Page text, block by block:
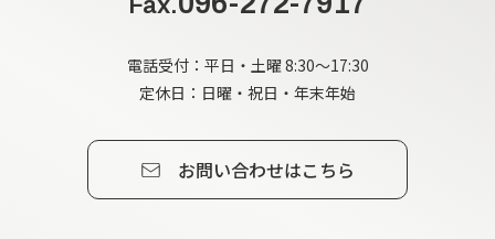
電話受付：平日・土曜 8:30～17:30
定休日：日曜・祝日・年末年始
お問い合わせはこちら